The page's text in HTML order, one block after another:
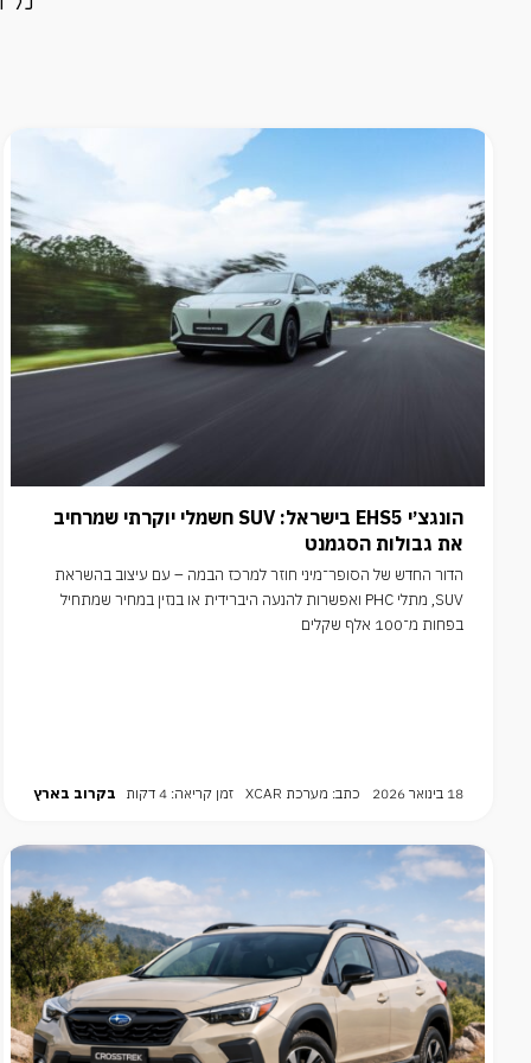
הונגצ׳י EHS5 בישראל: SUV חשמלי יוקרתי שמרחיב
את גבולות הסגמנט
הדור החדש של הסופר־מיני חוזר למרכז הבמה – עם עיצוב בהשראת
SUV, מתלי PHC ואפשרות להנעה היברידית או בנזין במחיר שמתחיל
בפחות מ־100 אלף שקלים
18 בינואר 2026 כתב: מערכת XCAR זמן קריאה: 4 דקות בקרוב בארץ